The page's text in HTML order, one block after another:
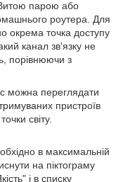
парою або
роутера. Для
окрема точка доступу
канал зв'язку не
порівнюючи з
можна переглядати
пристроїв
світу.
в максимальній
на піктограму
і в списку